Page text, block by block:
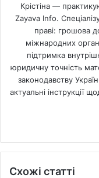
Крістіна —
Zayava Info.
праві: грошова
міжнародних
підтримка
юридичну точність
законодавству
актуальні інструкції
Схожі статті